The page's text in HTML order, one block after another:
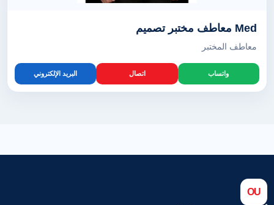
Med معاطف مختبر تصميم
معاطف المختبر
واتساب اتصال البريد الإلكتروني
OU